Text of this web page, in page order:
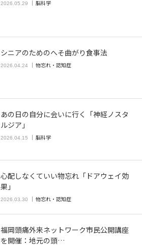
2026.05.29 脳科学
シニアのためのへそ曲がり食事法
2026.04.24 物忘れ・認知症
あの日の自分に会いに行く「神経ノスタ
ルジア」
2026.04.15 脳科学
心配しなくていい物忘れ「ドアウェイ効
果」
2026.03.30 物忘れ・認知症
福岡頭痛外来ネットワーク市民公開講座
を開催：地元の頭…